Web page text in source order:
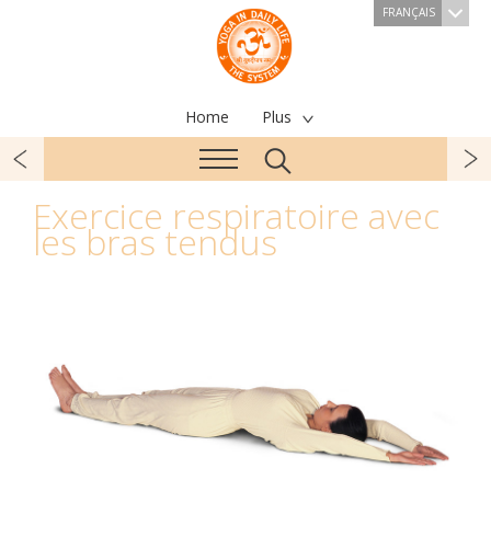
FRANÇAIS
Home Plus
Exercice respiratoire avec
les bras tendus